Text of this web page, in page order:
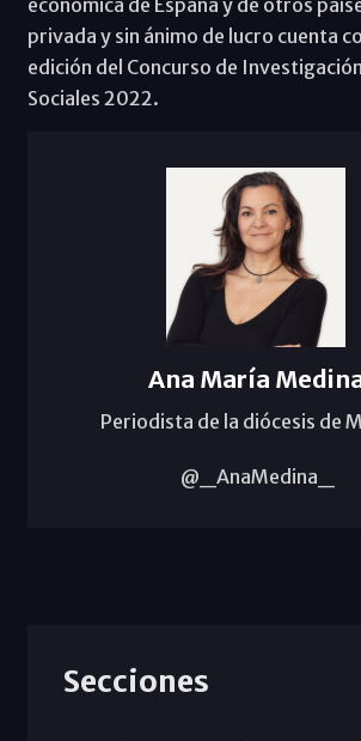
económica de España y de otros
privada y sin ánimo de lucro cuenta
edición del Concurso de
Sociales 2022.
Ana María
Periodista de la diócesis de
@_AnaMedina_
Secciones